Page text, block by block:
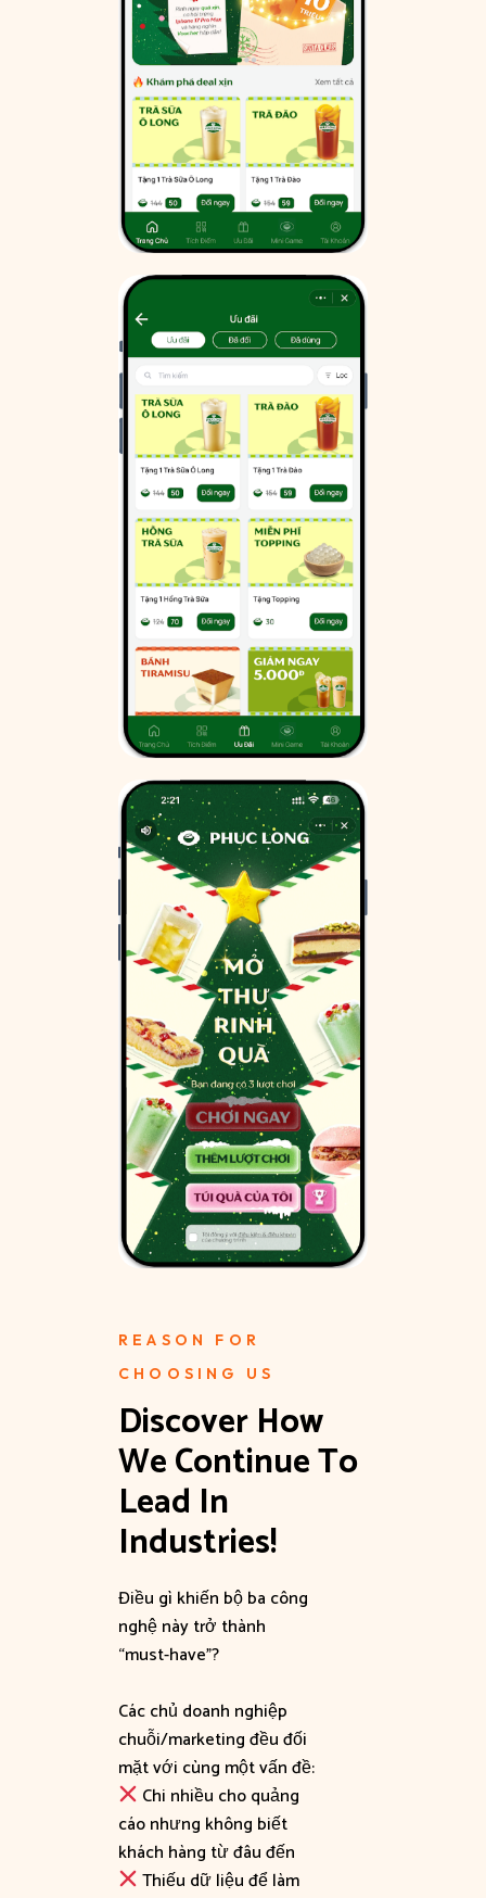
REASON FOR
CHOOSING US
Discover How
We Continue To
Lead In
Industries!
Điều gì khiến bộ ba công
nghệ này trở thành
“must-have”?
Các chủ doanh nghiệp
chuỗi/marketing đều đối
mặt với cùng một vấn đề:
Chi nhiều cho quảng
cáo nhưng không biết
khách hàng từ đâu đến
Thiếu dữ liệu để làm